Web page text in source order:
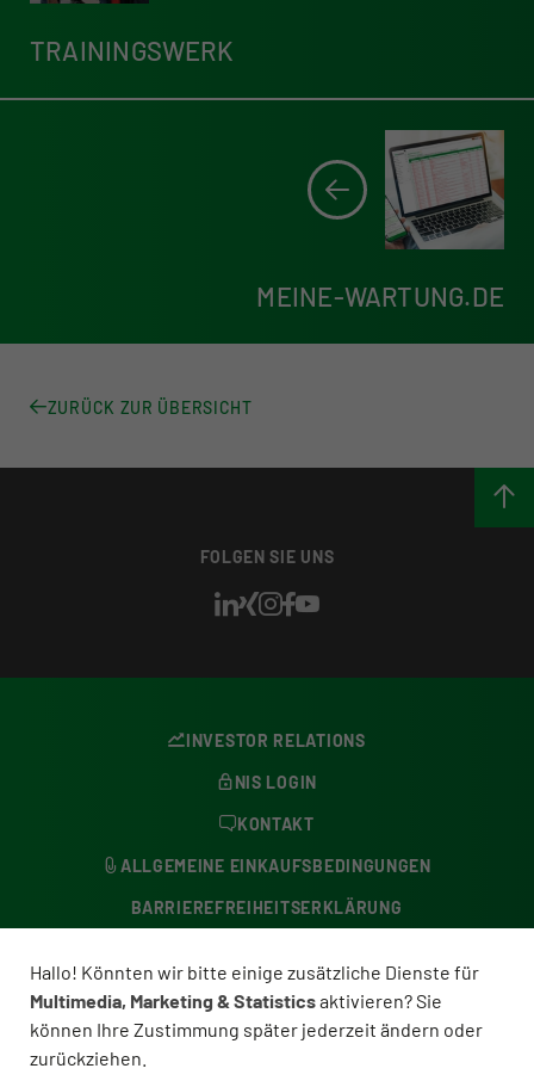
TRAININGSWERK
MEINE-WARTUNG.DE
ZURÜCK ZUR ÜBERSICHT
FOLGEN SIE UNS
INVESTOR RELATIONS
NIS LOGIN
KONTAKT
ALLGEMEINE EINKAUFSBEDINGUNGEN
BARRIEREFREIHEITSERKLÄRUNG
BESCHWERDESTELLE
COOKIE-EINSTELLUNGEN
Hallo! Könnten wir bitte einige zusätzliche Dienste für
Multimedia, Marketing & Statisticsaktivieren? Sie
können Ihre Zustimmung später jederzeit ändern oder
zurückziehen.